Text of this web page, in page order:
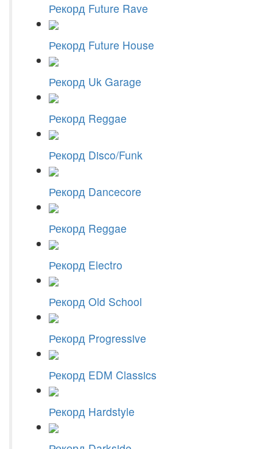
Рекорд Future Rave
Рекорд Future House
Рекорд Uk Garage
Рекорд Reggae
Рекорд Disco/Funk
Рекорд Dancecore
Рекорд Reggae
Рекорд Electro
Рекорд Old School
Рекорд Progressive
Рекорд EDM Classics
Рекорд Hardstyle